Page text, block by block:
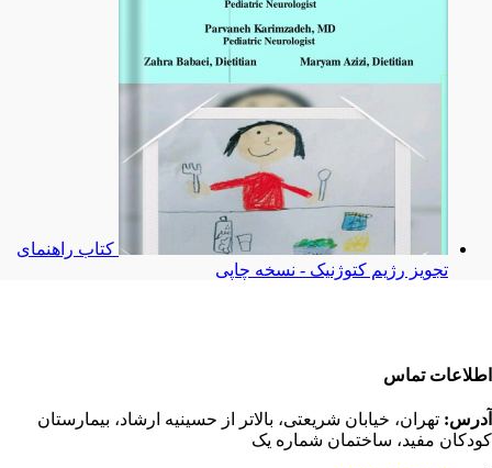
کتاب راهنمای
تجویز رژیم کتوژنیک - نسخه چاپی
اطلاعات تماس
آدرس: تهران، خیابان شریعتی، بالاتر از حسینیه ارشاد، بیمارستان
کودکان مفید، ساختمان شماره یک